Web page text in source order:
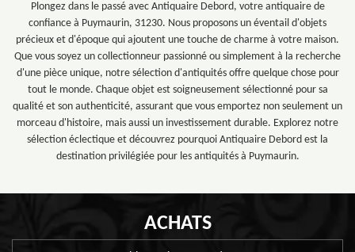
Plongez dans le passé avec Antiquaire Debord, votre antiquaire de
confiance à Puymaurin, 31230. Nous proposons un éventail d'objets
précieux et d'époque qui ajoutent une touche de charme à votre maison.
Que vous soyez un collectionneur passionné ou simplement à la recherche
d'une pièce unique, notre sélection d'antiquités offre quelque chose pour
tout le monde. Chaque objet est soigneusement sélectionné pour sa
qualité et son authenticité, assurant que vous emportez non seulement un
morceau d'histoire, mais aussi un investissement durable. Explorez notre
sélection éclectique et découvrez pourquoi Antiquaire Debord est la
destination privilégiée pour les antiquités à Puymaurin.
ACHATS